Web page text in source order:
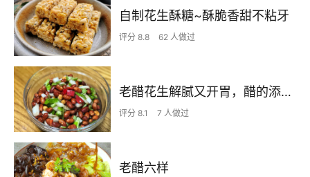
自制花生酥糖~酥脆香甜不粘牙
评分 8.8 62 人做过
老醋花生解腻又开胃，醋的添加有诀窍
评分 8.1 7 人做过
老醋六样